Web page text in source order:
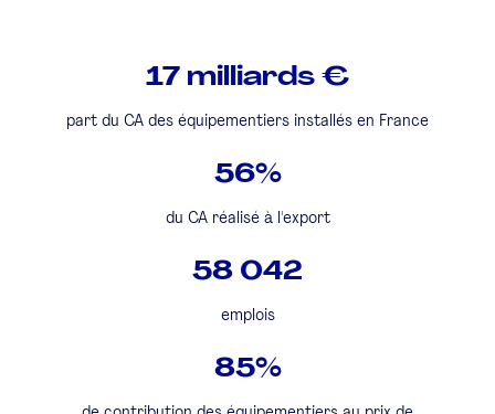
17 milliards €
part du CA des équipementiers installés en France
56%
du CA réalisé à l'export
58 042
emplois
85%